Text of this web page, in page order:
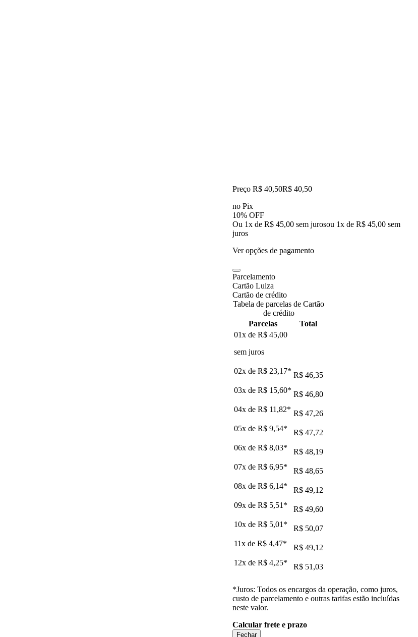
Preço R$ 40,50R$ 40,50
no Pix
10% OFF
Ou 1x de R$ 45,00 sem jurosou 1x de R$ 45,00 sem
juros
Ver opções de pagamento
Parcelamento
Cartão Luiza
Cartão de crédito
Tabela de parcelas de Cartão
de crédito
Parcelas
Total
01x de R$ 45,00
sem juros
02x de R$ 23,17* R$ 46,35
03x de R$ 15,60* R$ 46,80
04x de R$ 11,82* R$ 47,26
05x de R$ 9,54*
R$ 47,72
06x de R$ 8,03*
R$ 48,19
07x de R$ 6,95*
R$ 48,65
08x de R$ 6,14*
R$ 49,12
09x de R$ 5,51 *
R$ 49,60
10x de R$ 5,01 *
R$ 50,07
11x de R$ 4,47*
R$ 49,12
12x de R$ 4,25* R$ 51,03
*Juros: Todos os encargos da operação, como juros,
custo de parcelamento e outras tarifas estão incluídas
neste valor.
Calcular frete e prazo
Fechar